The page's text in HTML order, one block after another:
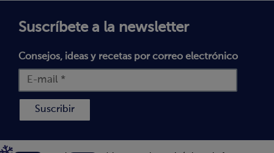
Suscríbete a la newsletter
Consejos, ideas y recetas por correo electrónico
Suscribir